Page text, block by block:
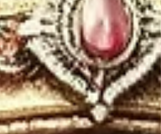
consegue se lembrar de quase nada que
É como se alguém tivesse roubado pedaços
do seu dia — e pior, pedaços da sua
da sua capacidade